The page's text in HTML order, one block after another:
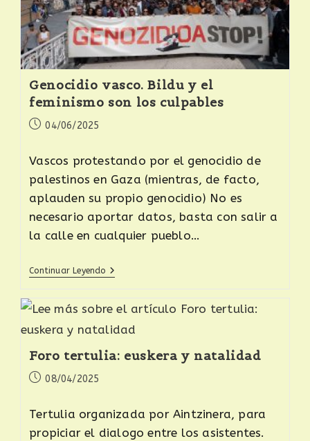
Genocidio vasco. Bildu y el
feminismo son los culpables
04/06/2025
Vascos protestando por el genocidio de
palestinos en Gaza (mientras, de facto,
aplauden su propio genocidio) No es
necesario aportar datos, basta con salir a
la calle en cualquier pueblo…
Continuar Leyendo
Foro tertulia: euskera y natalidad
08/04/2025
Tertulia organizada por Aintzinera, para
propiciar el dialogo entre los asistentes.